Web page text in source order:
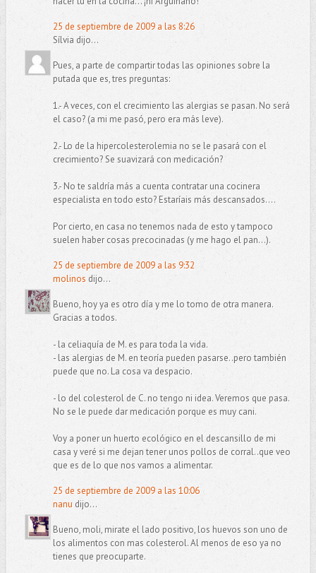
25 de septiembre de 2009 a las 8:26
Sílvia dijo...
Pues, a parte de compartir todas las opiniones sobre la
putada que es, tres preguntas:
1.- A veces, con el crecimiento las alergias se pasan. No será
el caso? (a mi me pasó, pero era más leve).
2.- Lo de la hipercolesterolemia no se le pasará con el
crecimiento? Se suavizará con medicación?
3.- No te saldría más a cuenta contratar una cocinera
especialista en todo esto? Estaríais más descansados....
Por cierto, en casa no tenemos nada de esto y tampoco
suelen haber cosas precocinadas (y me hago el pan...).
25 de septiembre de 2009 a las 9:32
molinos dijo...
Bueno, hoy ya es otro día y me lo tomo de otra manera.
Gracias a todos.
- la celiaquía de M. es para toda la vida.
- las alergias de M. en teoría pueden pasarse..pero también
puede que no. La cosa va despacio.
- lo del colesterol de C. no tengo ni idea. Veremos que pasa.
No se le puede dar medicación porque es muy cani.
Voy a poner un huerto ecológico en el descansillo de mi
casa y veré si me dejan tener unos pollos de corral..que veo
que es de lo que nos vamos a alimentar.
25 de septiembre de 2009 a las 10:06
nanu dijo...
Bueno, moli, mirate el lado positivo, los huevos son uno de
los alimentos con mas colesterol. Al menos de eso ya no
tienes que preocuparte.